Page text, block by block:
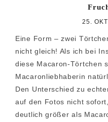
25.
Eine Form – zwei
nicht gleich! Als ich bei
diese Macaron-Törtchen
Macaronliebhaberin
Den Unterschied zu
auf den Fotos nicht
deutlich größer als